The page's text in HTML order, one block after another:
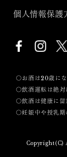
個人情報保護
〇お酒は20歳に
〇飲酒運転は絶対
〇飲酒は健康に留
〇妊娠中や授乳期
Copyright(C)